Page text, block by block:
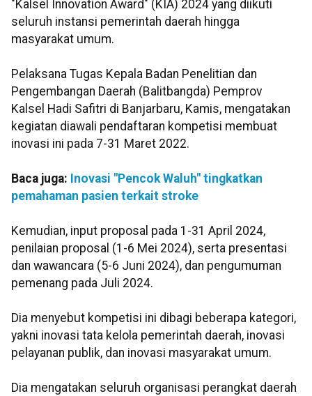
"Kalsel Innovation Award" (KIA) 2024 yang diikuti
seluruh instansi pemerintah daerah hingga
masyarakat umum.
Pelaksana Tugas Kepala Badan Penelitian dan
Pengembangan Daerah (Balitbangda) Pemprov
Kalsel Hadi Safitri di Banjarbaru, Kamis, mengatakan
kegiatan diawali pendaftaran kompetisi membuat
inovasi ini pada 7-31 Maret 2022.
Baca juga: Inovasi "Pencok Waluh" tingkatkan
pemahaman pasien terkait stroke
Kemudian, input proposal pada 1-31 April 2024,
penilaian proposal (1-6 Mei 2024), serta presentasi
dan wawancara (5-6 Juni 2024), dan pengumuman
pemenang pada Juli 2024.
Dia menyebut kompetisi ini dibagi beberapa kategori,
yakni inovasi tata kelola pemerintah daerah, inovasi
pelayanan publik, dan inovasi masyarakat umum.
Dia mengatakan seluruh organisasi perangkat daerah